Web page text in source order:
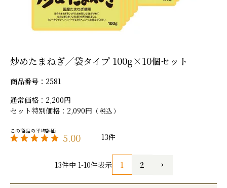
炒めたまねぎ／袋タイプ 100g×10個セット
商品番号
2581
通常価格
2,200
セット特別価格
2,090 税込
5.00 13
13件中 1-10件表示 1 2